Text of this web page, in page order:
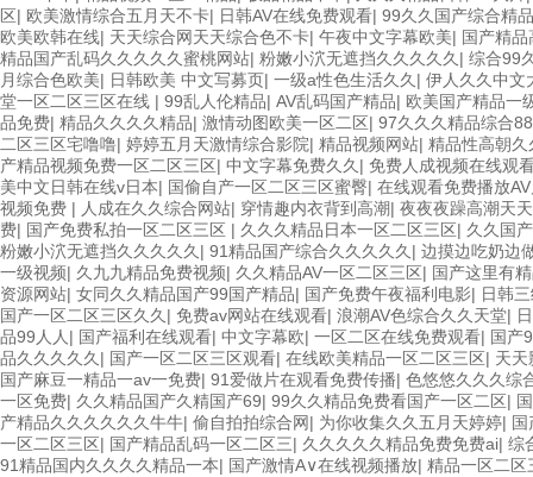
区| 欧美激情综合五月天不卡| 日韩AV在线免费观看| 99久久国产综合精
欧美欧韩在线| 天天综合网天天综合色不卡| 午夜中文字幕欧美| 国产精
精品国产乱码久久久久久蜜桃网站| 粉嫩小泬无遮挡久久久久久 | 综合99
月综合色欧美| 日韩欧美 中文写募页| 一级a性色生活久久 | 伊人久久中文
堂一区二区三区在线 | 99乱人伦精品| AV乱码国产精品| 欧美国产精品一
品免费| 精品久久久久精品| 激情动图欧美一区二区| 97久久久精品综合
二区三区宅噜噜| 婷婷五月天激情综合影院| 精品视频网站| 精品性高朝久
产精品视频免费一区二区三区| 中文字幕免费久久 | 免费人成视频在线观
美中文日韩在线v日本| 国偷自产一区二区三区蜜臀| 在线观看免费播放
视频免费 | 人成在久久综合网站| 穿情趣内衣背到高潮| 夜夜夜躁高潮天
费| 国产免费私拍一区二区三区 | 久久久精品日本一区二区三区| 久久国
粉嫩小泬无遮挡久久久久久 | 91精品国产综合久久久久久 | 边摸边吃奶边
一级视频| 久九九精品免费视频| 久久精品AV一区二区三区| 国产这里有
资源网站| 女同久久精品国产99国产精品| 国产免费午夜福利电影| 日韩
国产一区二区三区久久 | 免费av网站在线观看| 浪潮AV色综合久久天堂|
品99人人 | 国产福利在线观看| 中文字幕欧| 一区二区在线免费观看| 国产
品久久久久久 | 国产一区二区三区观看| 在线欧美精品一区二区三区| 天天
国产麻豆一精品一av一免费| 91爱做片在观看免费传播| 色悠悠久久久综
一区免费| 久久精品国产久精国产69| 99久久精品免费看国产一区二区|
产精品久久久久久久牛牛| 偷自拍拍综合网| 为你收集久久五月天婷婷|
一区二区三区| 国产精品乱码一区二区三| 久久久久久精品免费免费ai| 综
91精品国内久久久久精品一本| 国产激情A∨在线视频播放| 精品一区二区